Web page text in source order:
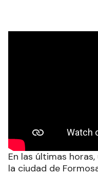
En las últimas
la ciudad de